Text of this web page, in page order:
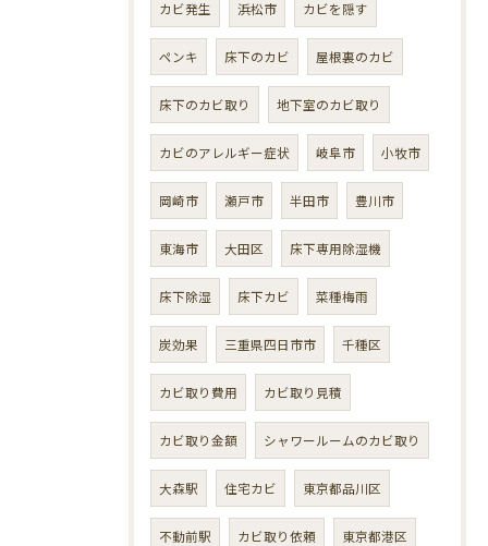
カビ発生 浜松市 カビを隠す
ペンキ 床下のカビ 屋根裏のカビ
床下のカビ取り 地下室のカビ取り
カビのアレルギー症状 岐阜市 小牧市
岡崎市 瀬戸市 半田市 豊川市
東海市 大田区 床下専用除湿機
床下除湿 床下カビ 菜種梅雨
炭効果 三重県四日市市 千種区
カビ取り費用 カビ取り見積
カビ取り金額 シャワールームのカビ取り
大森駅 住宅カビ 東京都品川区
不動前駅 カビ取り依頼 東京都港区